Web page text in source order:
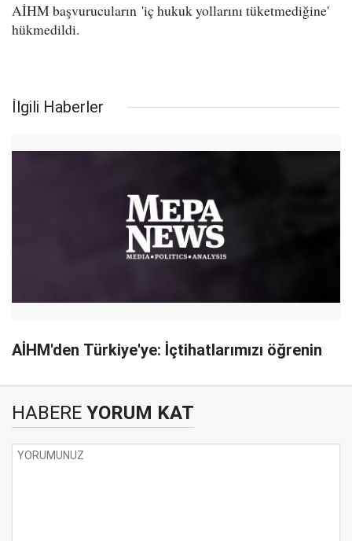
AİHM başvurucuların 'iç hukuk yollarını tüketmediğine'
hükmedildi.
İlgili Haberler
AİHM'den Türkiye'ye: İçtihatlarımızı öğrenin
HABERE YORUM KAT